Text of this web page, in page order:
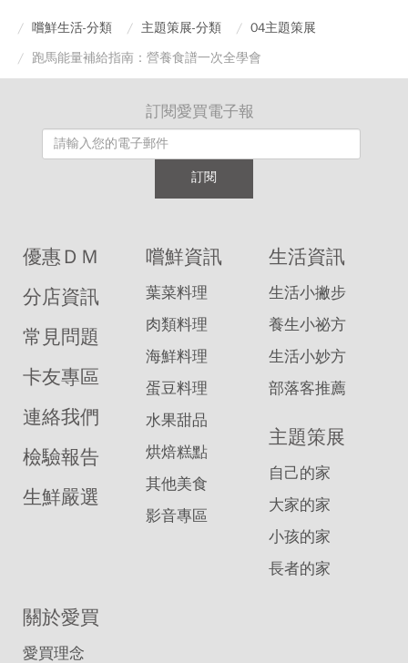
嚐鮮生活-分類 主題策展-分類
04主題策展
跑馬能量補給指南：營養食譜一次全學會
訂閱愛買電子報
訂閱
優惠ＤＭ
分店資訊
常見問題
卡友專區
連絡我們
檢驗報告
生鮮嚴選
嚐鮮資訊
葉菜料理
肉類料理
海鮮料理
蛋豆料理
水果甜品
烘焙糕點
其他美食
影音專區
生活資訊
生活小撇步
養生小祕方
生活小妙方
部落客推薦
主題策展
自己的家
大家的家
小孩的家
長者的家
關於愛買
愛買理念